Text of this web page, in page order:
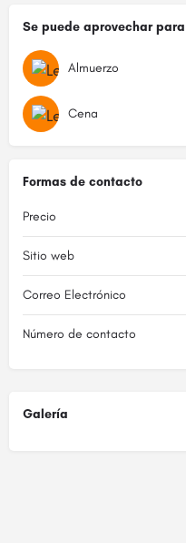
Se puede aprovechar
Almuerzo
Cena
Formas de contacto
Precio
Sitio web
Correo Electrónico
Número de contacto
Galería